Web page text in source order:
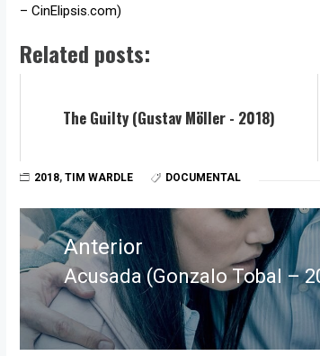
– CinElipsis.com)
Related posts:
The Guilty (Gustav Möller - 2018)
2018, TIM WARDLE DOCUMENTAL
Navegación
de
entradas
Anterior
Entrada
anterior:
Acusada (Gonzalo Tobal –